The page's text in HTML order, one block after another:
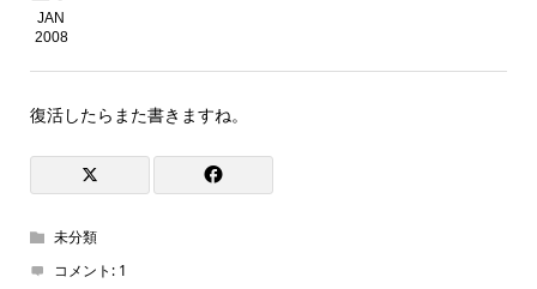
JAN
2008
復活したらまた書きますね。
未分類
コメント: 1